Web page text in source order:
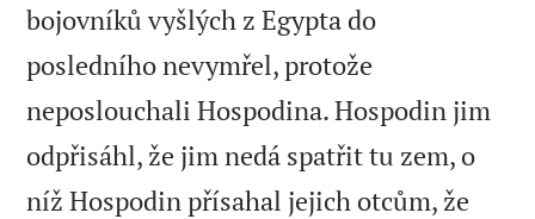
bojovníků vyšlých z Egypta do
posledního nevymřel, protože
neposlouchali Hospodina. Hospodin jim
odpřisáhl, že jim nedá spatřit tu zem, o
níž Hospodin přísahal jejich otcům, že